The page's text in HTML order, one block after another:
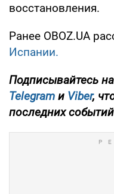
восстановления.
Ранее OBOZ.UA
Испании.
Подписывайтесь
Telegram и Viber,
последних